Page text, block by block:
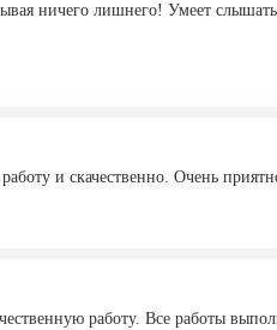
ничего лишнего! Умеет
и скачественно. Очень
работу. Все работы